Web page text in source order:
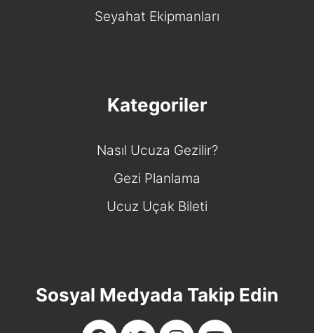
Seyahat Ekipmanları
Kategoriler
Nasıl Ucuza Gezilir?
Gezi Planlama
Ucuz Uçak Bileti
Sosyal Medyada Takip Edin